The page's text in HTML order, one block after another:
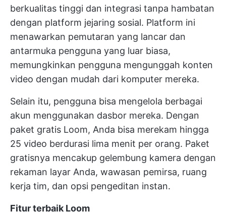
berkualitas tinggi dan integrasi tanpa hambatan
dengan platform jejaring sosial. Platform ini
menawarkan pemutaran yang lancar dan
antarmuka pengguna yang luar biasa,
memungkinkan pengguna mengunggah konten
video dengan mudah dari komputer mereka.
Selain itu, pengguna bisa mengelola berbagai
akun menggunakan dasbor mereka. Dengan
paket gratis Loom, Anda bisa merekam hingga
25 video berdurasi lima menit per orang. Paket
gratisnya mencakup gelembung kamera dengan
rekaman layar Anda, wawasan pemirsa, ruang
kerja tim, dan opsi pengeditan instan.
Fitur terbaik Loom